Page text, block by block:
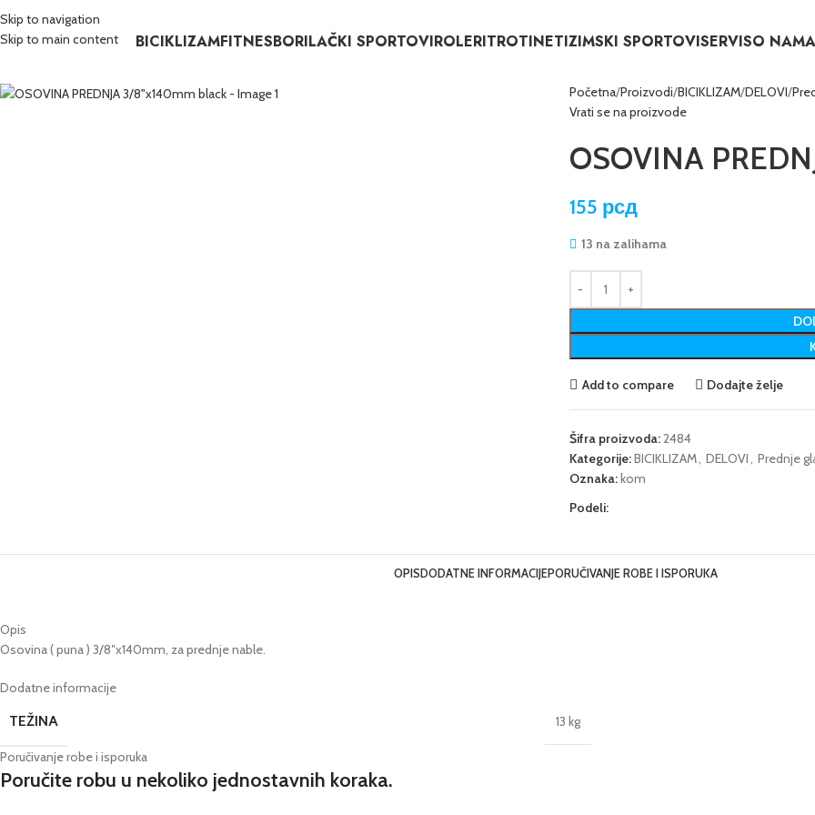
Skip to navigation
Skip to main content
BICIKLIZAMFITNESBORILAČKI SPORTOVIROLERITROTINETIZIMSKI SPORTOVISERVISO NAMA
Početna Proizvodi BICIKLIZAM DELOVI
Vrati se na proizvode
OSOVINA
155 рсд
13 na zalihama
Add to compare Dodajte želje
Šifra proizvoda:2484
Kategorije:BICIKLIZAM, DELOVI, Prednje
Oznaka:kom
Podeli:
OPISDODATNE INFORMACIJEPORUČIVANJE ROBE I ISPORUKA
Opis
Osovina ( puna ) 3/8″x140mm, za prednje nable.
Dodatne informacije
TEŽINA 13 kg
Poručivanje robe i isporuka
Poručite robu u nekoliko jednostavnih koraka.